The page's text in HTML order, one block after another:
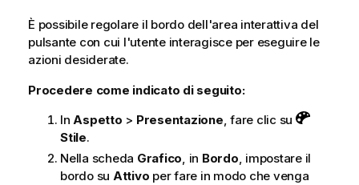
È possibile regolare il bordo dell'area interattiva del
pulsante con cui l'utente interagisce per eseguire le
azioni desiderate.
Procedere come indicato di seguito:
InAspetto > Presentazione, fare clic su
Stile.
Nella scheda Grafico, in Bordo, impostare il
bordo su Attivo per fare in modo che venga